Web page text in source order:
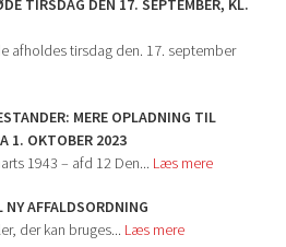
TIRSDAG DEN 17. SEPTEMBER, KL.
afholdes tirsdag den. 17. september
MERE OPLADNING TIL
1. OKTOBER 2023
1943 – afd 12 Den... Læs mere
AFFALDSORDNING
der kan bruges... Læs mere